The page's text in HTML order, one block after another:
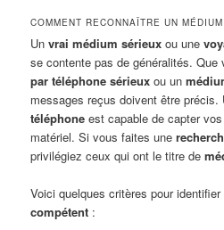
COMMENT RECONNAÎTRE UN
Unvrai médium sérieux ou une
se contente pas de généralités.
par téléphone sérieux ou un
messages reçus doivent être
téléphone est capable de capter
matériel. Si vous faites une
privilégiez ceux qui ont le titre de
Voici quelques critères pour
compétent :